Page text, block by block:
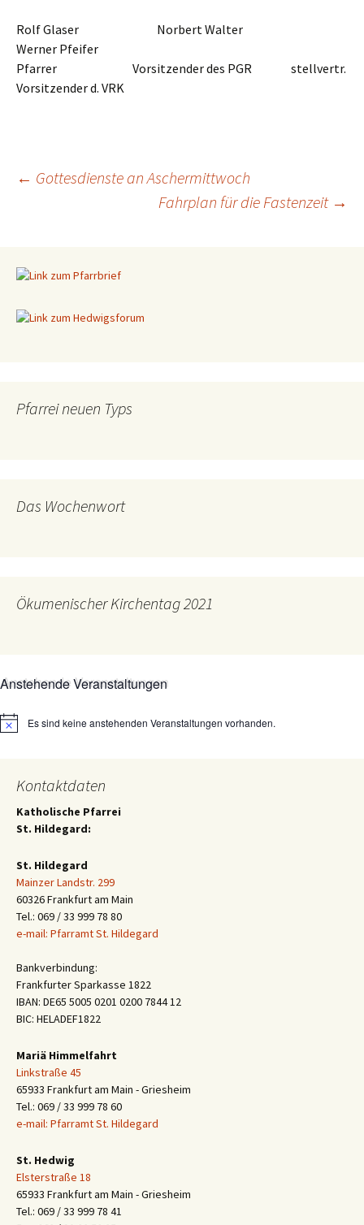
Rolf Glaser Norbert Walter
Werner Pfeifer
Pfarrer Vorsitzender des PGR stellvertr.
Vorsitzender d. VRK
Beitragsnavigation
← Gottesdienste an Aschermittwoch
Fahrplan für die Fastenzeit →
Pfarrei neuen Typs
Das Wochenwort
Ökumenischer Kirchentag 2021
Anstehende Veranstaltungen
HinweisEs sind keine anstehenden Veranstaltungen vorhanden.
Kontaktdaten
Katholische Pfarrei
St. Hildegard:
St. Hildegard
Mainzer Landstr. 299
60326 Frankfurt am Main
Tel.: 069 / 33 999 78 80
e-mail: Pfarramt St. Hildegard
Bankverbindung:
Frankfurter Sparkasse 1822
IBAN: DE65 5005 0201 0200 7844 12
BIC: HELADEF1822
Mariä Himmelfahrt
Linkstraße 45
65933 Frankfurt am Main - Griesheim
Tel.: 069 / 33 999 78 60
e-mail: Pfarramt St. Hildegard
St. Hedwig
Elsterstraße 18
65933 Frankfurt am Main - Griesheim
Tel.: 069 / 33 999 78 41